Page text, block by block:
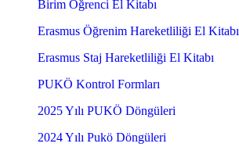
Birim Öğrenci El Kitabı
Erasmus Öğrenim Hareketliliği El Kitabı
Erasmus Staj Hareketliliği El Kitabı
PUKÖ Kontrol Formları
2025 Yılı PUKÖ Döngüleri
2024 Yılı Pukö Döngüleri